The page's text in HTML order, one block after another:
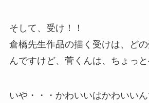
そして、受け！！
倉橋先生作品の描く受けは、ど
んですけど、菅くんは、ちょっと
いや・・・かわいいはかわいい